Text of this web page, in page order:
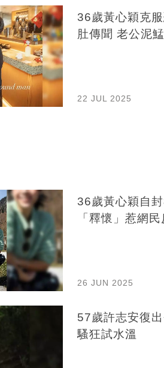
36歲黃心穎克
肚傳聞 老公泥
22 JUL 2025
36歲黃心穎自
「釋懷」惹網民
26 JUN 2025
57歲許志安復
騷狂試水溫